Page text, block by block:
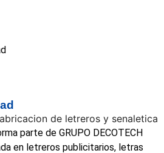
parte de GRUPO DECOTECH
en letreros publicitarios, letras